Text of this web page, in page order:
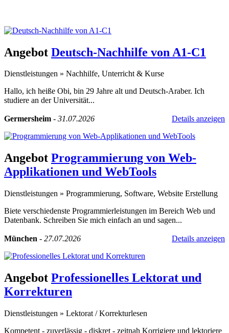
Angebot Deutsch-Nachhilfe von A1-C1
Dienstleistungen » Nachhilfe, Unterricht & Kurse
Hallo, ich heiße Obi, bin 29 Jahre alt und Deutsch-Araber. Ich
studiere an der Universität...
Germersheim - 31.07.2026 Details anzeigen
Angebot Programmierung von Web-
Applikationen und WebTools
Dienstleistungen » Programmierung, Software, Website Erstellung
Biete verschiedenste Programmierleistungen im Bereich Web und
Datenbank. Schreiben Sie mich einfach an und sagen...
München - 27.07.2026 Details anzeigen
Angebot Professionelles Lektorat und
Korrekturen
Dienstleistungen » Lektorat / Korrekturlesen
Kompetent - zuverlässig - diskret - zeitnah Korrigiere und lektoriere